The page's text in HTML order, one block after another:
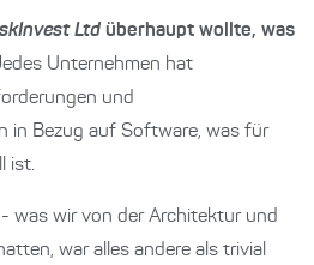
Ltd überhaupt wollte, was
Unternehmen hat
und
in Bezug auf Software, was für
ist.
- was wir von der Architektur und
war alles andere als trivial